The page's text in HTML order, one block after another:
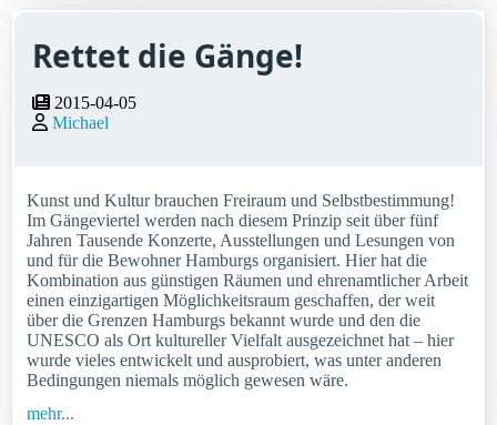
Rettet die Gänge!
2015-04-05
Michael
Kunst und Kultur brauchen Freiraum und Selbstbestimmung!
Im Gängeviertel werden nach diesem Prinzip seit über fünf
Jahren Tausende Konzerte, Ausstellungen und Lesungen von
und für die Bewohner Hamburgs organisiert. Hier hat die
Kombination aus günstigen Räumen und ehrenamtlicher Arbeit
einen einzigartigen Möglichkeitsraum geschaffen, der weit
über die Grenzen Hamburgs bekannt wurde und den die
UNESCO als Ort kultureller Vielfalt ausgezeichnet hat – hier
wurde vieles entwickelt und ausprobiert, was unter anderen
Bedingungen niemals möglich gewesen wäre.
mehr...